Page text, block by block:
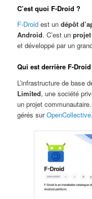
C’est quoi F-Droid ?
F-Droid est undépôt
Android. C’est un
et développé par un
Qui est derrière F-
L’infrastructure de base
Limited, une société
un projet
gérés surOpenCollective.